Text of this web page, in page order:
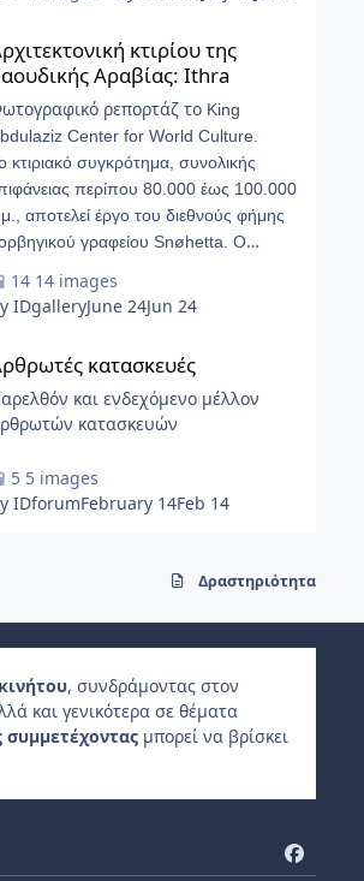
κτιρίου της Σαουδικής Αραβίας: Ithra
κτιρίου της
Αραβίας: Ithra
ρεπορτάζ το King
Center for World Culture.
κτιριακό συγκρότημα, συνολικής
περίπου 80.000 έως 100.000
αποτελεί έργο του διεθνούς φήμης
γραφείου Snøhetta. Ο
υπόγειους γεωλογικούς
σχηματισμούς των πετρελαιοφόρων
φουτουριστικών «βοτσάλων».
14 images
IDgalleryJune 24Jun 24
κατασκευές
και ενδεχόμενο μέλλον
κατασκευών
5 images
IDforumFebruary 14Feb 14
Δραστηριότητα
, συνδράμοντας στον
και γενικότερα σε θέματα
συμμετέχοντας μπορεί να βρίσκει